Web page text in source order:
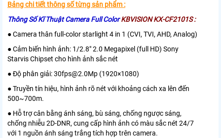
Bảng chi tiết thông số từng sản phẩm :
Thông Số Kĩ Thuật Camera Full ColorKBVISION KX-CF2101S :
● Camera thân full-color starlight 4 in 1 (CVI, TVI, AHD, Analog)
● Cảm biến hình ảnh: 1/2.8″ 2.0 Megapixel (full HD) Sony
Starvis Chipset cho hình ảnh sắc nét
● Độ phân giải: 30fps@2.0Mp (1920×1080)
● Truyền tín hiệu, hình ảnh rõ nét với khoảng cách xa lên đến
500~700m.
● Hỗ trợ cân bằng ánh sáng, bù sáng, chống ngược sáng,
chống nhiễu 2D-DNR, cung cấp hình ảnh có màu sắc nét 24/7
với 1 nguồn ánh sáng trắng tích hợp trên camera.